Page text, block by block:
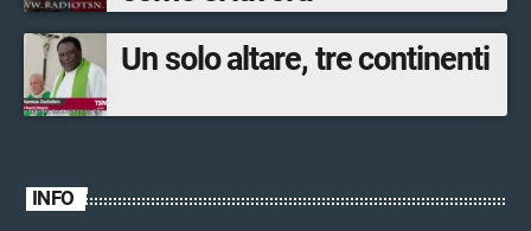
Un solo altare, tre continenti
INFO